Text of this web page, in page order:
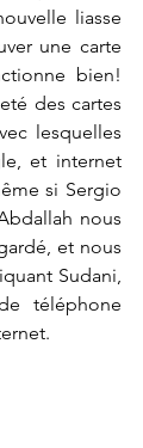
liasse
une carte
bien!
des cartes
lesquelles
et internet
si Sergio
nous
et nous
Sudani,
téléphone